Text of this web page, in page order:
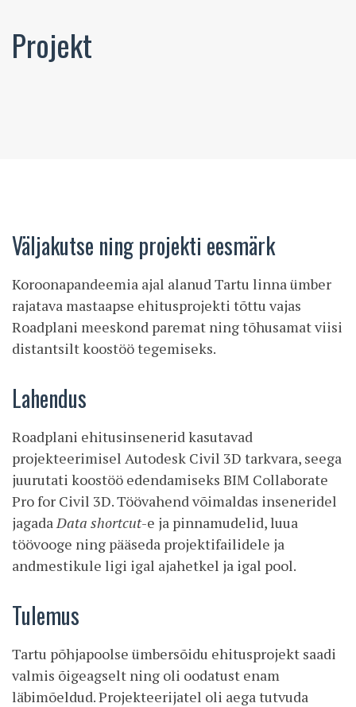
Projekt
Väljakutse ning projekti eesmärk
Koroonapandeemia ajal alanud Tartu linna ümber
rajatava mastaapse ehitusprojekti tõttu vajas
Roadplani meeskond paremat ning tõhusamat viisi
distantsilt koostöö tegemiseks.
Lahendus
Roadplani ehitusinsenerid kasutavad
projekteerimisel Autodesk Civil 3D tarkvara, seega
juurutati koostöö edendamiseks BIM Collaborate
Pro for Civil 3D. Töövahend võimaldas inseneridel
jagadaData shortcut-e ja pinnamudelid, luua
töövooge ning pääseda projektifailidele ja
andmestikule ligi igal ajahetkel ja igal pool.
Tulemus
Tartu põhjapoolse ümbersõidu ehitusprojekt saadi
valmis õigeagselt ning oli oodatust enam
läbimõeldud. Projekteerijatel oli aega tutvuda